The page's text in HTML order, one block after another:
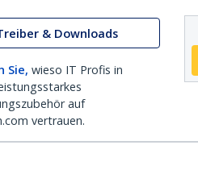
& Downloads
Sie, wieso IT Profis in
auf
vertrauen.